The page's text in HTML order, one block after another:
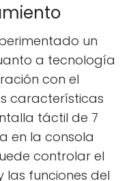
un
a tecnología
con el
características
táctil de 7
en la consola
controlar el
las funciones del